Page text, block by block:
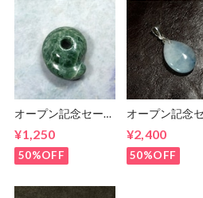
オープン記念セー
がたま 勾玉
¥1,250
50%OFF
オープン記念
翠 しずくペン
トトップ
¥2,400
50%OFF